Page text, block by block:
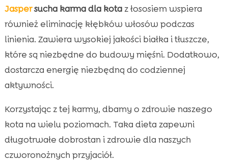
Jaspersucha karma dla kotaz łososiem wspiera
również eliminację kłębków włosów podczas
linienia. Zawiera wysokiej jakości białka i tłuszcze,
które są niezbędne do budowy mięśni. Dodatkowo,
dostarcza energię niezbędną do codziennej
aktywności.
Korzystając z tej karmy, dbamy o zdrowie naszego
kota na wielu poziomach. Taka dieta zapewni
długotrwałe dobrostan i zdrowie dla naszych
czworonożnych przyjaciół.